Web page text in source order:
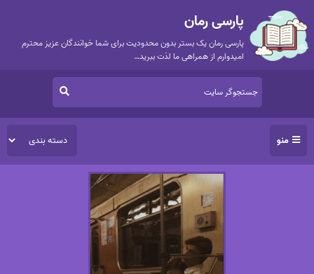
پارسی رمان
پارسی رمان یک بستر بدون محدودیت برای شما خوانندگان عزیز محترم
امیدوارم از همراهی ما لذت ببرید…
منو